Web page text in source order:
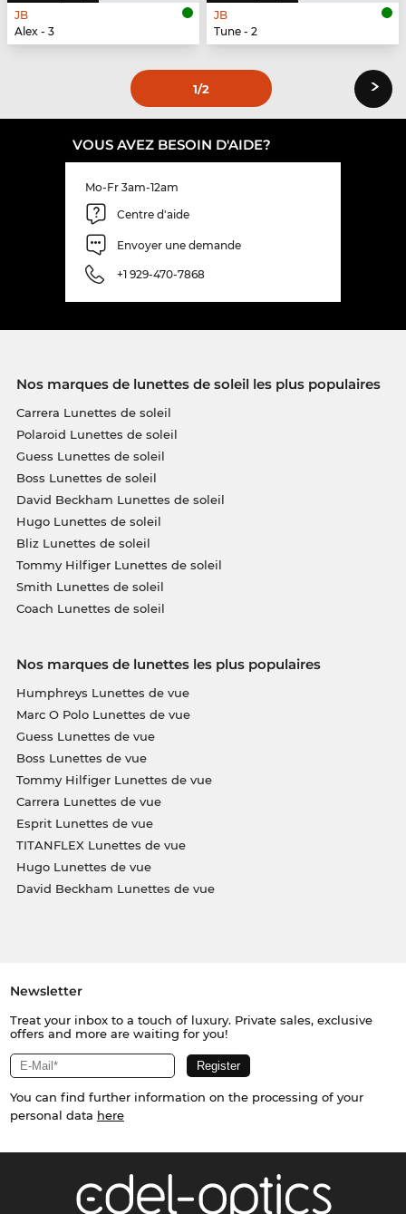
JB
Alex - 3
JB
Tune - 2
1/2 ›
VOUS AVEZ BESOIN D'AIDE?
Mo-Fr 3am-12am
Centre d'aide
Envoyer une demande
+1 929-470-7868
Nos marques de lunettes de soleil les plus populaires
Carrera Lunettes de soleil
Polaroid Lunettes de soleil
Guess Lunettes de soleil
Boss Lunettes de soleil
David Beckham Lunettes de soleil
Hugo Lunettes de soleil
Bliz Lunettes de soleil
Tommy Hilfiger Lunettes de soleil
Smith Lunettes de soleil
Coach Lunettes de soleil
Nos marques de lunettes les plus populaires
Humphreys Lunettes de vue
Marc O Polo Lunettes de vue
Guess Lunettes de vue
Boss Lunettes de vue
Tommy Hilfiger Lunettes de vue
Carrera Lunettes de vue
Esprit Lunettes de vue
TITANFLEX Lunettes de vue
Hugo Lunettes de vue
David Beckham Lunettes de vue
Newsletter
Treat your inbox to a touch of luxury. Private sales, exclusive
offers and more are waiting for you!
You can find further information on the processing of your
personal data here